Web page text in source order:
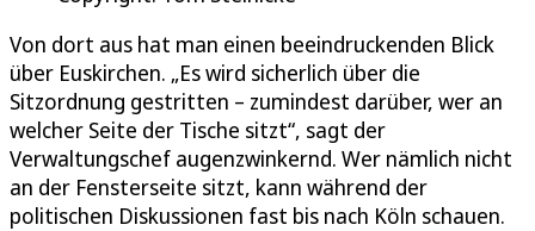
Von dort aus hat man einen beeindruckenden Blick
über Euskirchen. „Es wird sicherlich über die
Sitzordnung gestritten – zumindest darüber, wer an
welcher Seite der Tische sitzt“, sagt der
Verwaltungschef augenzwinkernd. Wer nämlich nicht
an der Fensterseite sitzt, kann während der
politischen Diskussionen fast bis nach Köln schauen.